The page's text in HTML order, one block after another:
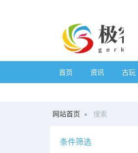
首页 资讯 古玩
网站首页 搜索
条件筛选